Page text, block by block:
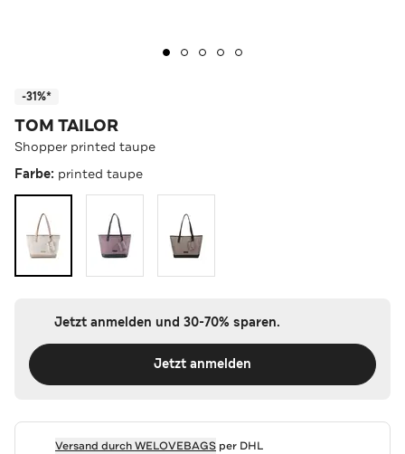
-31%*
TOM TAILOR
Shopper printed taupe
Farbe: printed taupe
Jetzt anmelden und 30-70% sparen.
Jetzt anmelden
Versand durchWELOVEBAGSper DHL